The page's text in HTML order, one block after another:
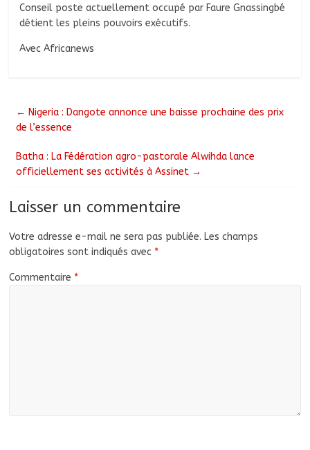
Conseil poste actuellement occupé par Faure Gnassingbé
détient les pleins pouvoirs exécutifs.
Avec Africanews
← Nigeria : Dangote annonce une baisse prochaine des prix
de l’essence
Batha : La Fédération agro-pastorale Alwihda lance
officiellement ses activités à Assinet →
Laisser un commentaire
Votre adresse e-mail ne sera pas publiée. Les champs
obligatoires sont indiqués avec *
Commentaire *